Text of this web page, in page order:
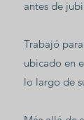
antes de
Trabajó
ubicado en
lo largo de